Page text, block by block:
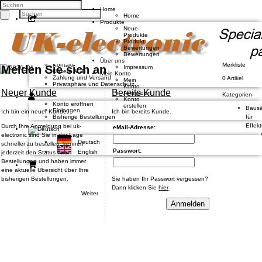
Twitter
Google +
Pinterest
Kontakt
Unsere AGB
Zahlung und Versand
Privatsphäre und Datenschutz
Konto eröffnen
Einloggen
Bisherige Bestellungen
Deutsch
English
Home
Home
Produkte
Neue
Produkte
Produkt
Bewertungen
Bewertungen
Über uns
Impressum
Mein Konto
Mein
Konto
Anmelden
Konto
erstellen
Melden Sie sich an
Neuer Kunde
Ich bin ein neuer Kunde.
Durch Ihre Anmeldung bei uk-
electronic sind Sie in der Lage
schneller zu bestellen, kennen
jederzeit den Status Ihrer
Bestellungen und haben immer
eine aktuelle Übersicht über Ihre
bisherigen Bestellungen.
Weiter
Bereits Kunde
Ich bin bereits Kunde.
eMail-Adresse:
Passwort:
Sie haben Ihr Passwort vergessen?
Dann klicken Siehier
Anmelden
Merkliste
0 Artikel
Kategorien
für